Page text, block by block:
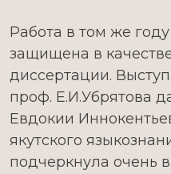
Работа в том же
защищена в
диссертации.
проф. Е.И.Убрятова
Евдокии
якутского
подчеркнула очень